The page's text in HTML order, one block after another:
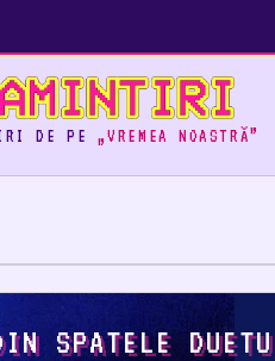
DE PE „VREMEA NOASTRĂ”
SPATELE